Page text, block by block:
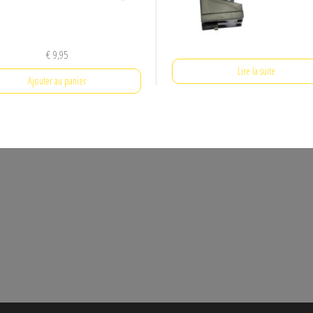
€9,95
Ajouter au panier
Lire la suite